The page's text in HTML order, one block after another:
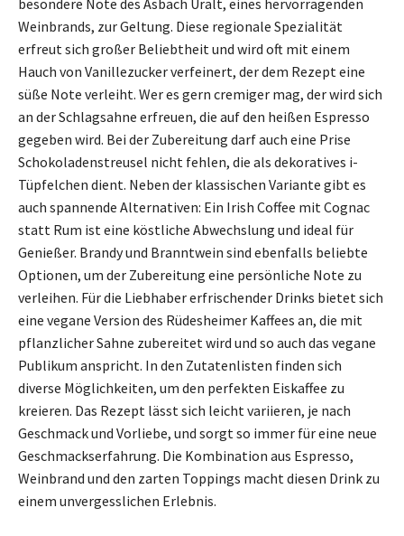
Weinbrands, zur Geltung. Diese regionale Spezialität
erfreut sich großer Beliebtheit und wird oft mit einem
Hauch von Vanillezucker verfeinert, der dem Rezept eine
süße Note verleiht. Wer es gern cremiger mag, der wird sich
an der Schlagsahne erfreuen, die auf den heißen Espresso
gegeben wird. Bei der Zubereitung darf auch eine Prise
Schokoladenstreusel nicht fehlen, die als dekoratives i-
Tüpfelchen dient. Neben der klassischen Variante gibt es
auch spannende Alternativen: Ein Irish Coffee mit Cognac
statt Rum ist eine köstliche Abwechslung und ideal für
Genießer. Brandy und Branntwein sind ebenfalls beliebte
Optionen, um der Zubereitung eine persönliche Note zu
verleihen. Für die Liebhaber erfrischender Drinks bietet sich
eine vegane Version des Rüdesheimer Kaffees an, die mit
pflanzlicher Sahne zubereitet wird und so auch das vegane
Publikum anspricht. In den Zutatenlisten finden sich
diverse Möglichkeiten, um den perfekten Eiskaffee zu
kreieren. Das Rezept lässt sich leicht variieren, je nach
Geschmack und Vorliebe, und sorgt so immer für eine neue
Geschmackserfahrung. Die Kombination aus Espresso,
Weinbrand und den zarten Toppings macht diesen Drink zu
einem unvergesslichen Erlebnis.